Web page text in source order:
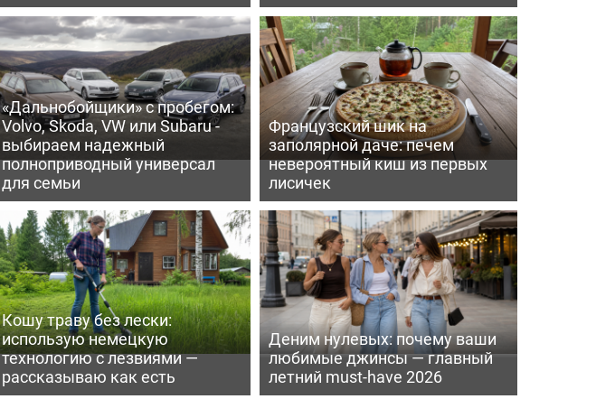
«Дальнобойщики» с пробегом:
Volvo, Skoda, VW или Subaru -
выбираем надежный
полноприводный универсал
для семьи
Французский шик на
заполярной даче: печем
невероятный киш из первых
лисичек
Кошу траву без лески:
использую немецкую
технологию с лезвиями —
рассказываю как есть
Деним нулевых: почему ваши
любимые джинсы — главный
летний must-have 2026